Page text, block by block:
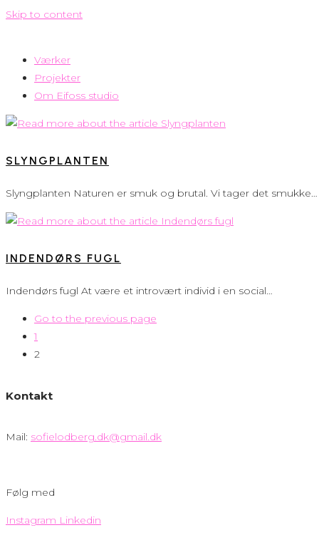
Skip to content
Værker
Projekter
Om Eifoss studio
SLYNGPLANTEN
Slyngplanten Naturen er smuk og brutal. Vi tager det smukke…
INDENDØRS FUGL
Indendørs fugl At være et introvært individ i en social…
Go to the previous page
1
2
Kontakt
Mail: sofielodberg.dk@gmail.dk
Følg med
Instagram Linkedin